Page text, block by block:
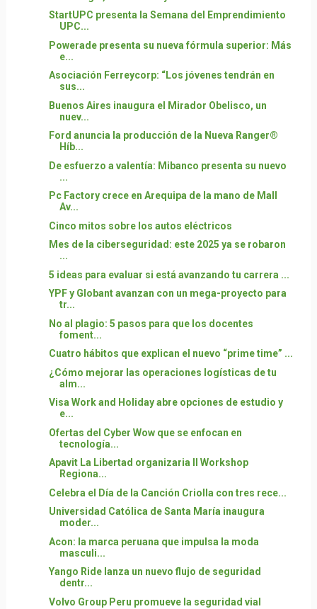
StartUPC presenta la Semana del Emprendimiento
UPC...
Powerade presenta su nueva fórmula superior: Más
e...
Asociación Ferreycorp: “Los jóvenes tendrán en
sus...
Buenos Aires inaugura el Mirador Obelisco, un
nuev...
Ford anuncia la producción de la Nueva Ranger®
Híb...
De esfuerzo a valentía: Mibanco presenta su nuevo
...
Pc Factory crece en Arequipa de la mano de Mall
Av...
Cinco mitos sobre los autos eléctricos
Mes de la ciberseguridad: este 2025 ya se robaron
...
5 ideas para evaluar si está avanzando tu carrera ...
YPF y Globant avanzan con un mega-proyecto para
tr...
No al plagio: 5 pasos para que los docentes
foment...
Cuatro hábitos que explican el nuevo “prime time” ...
¿Cómo mejorar las operaciones logísticas de tu
alm...
Visa Work and Holiday abre opciones de estudio y
e...
Ofertas del Cyber Wow que se enfocan en
tecnología...
Apavit La Libertad organizaria II Workshop
Regiona...
Celebra el Día de la Canción Criolla con tres rece...
Universidad Católica de Santa María inaugura
moder...
Acon: la marca peruana que impulsa la moda
masculi...
Yango Ride lanza un nuevo flujo de seguridad
dentr...
Volvo Group Peru promueve la seguridad vial